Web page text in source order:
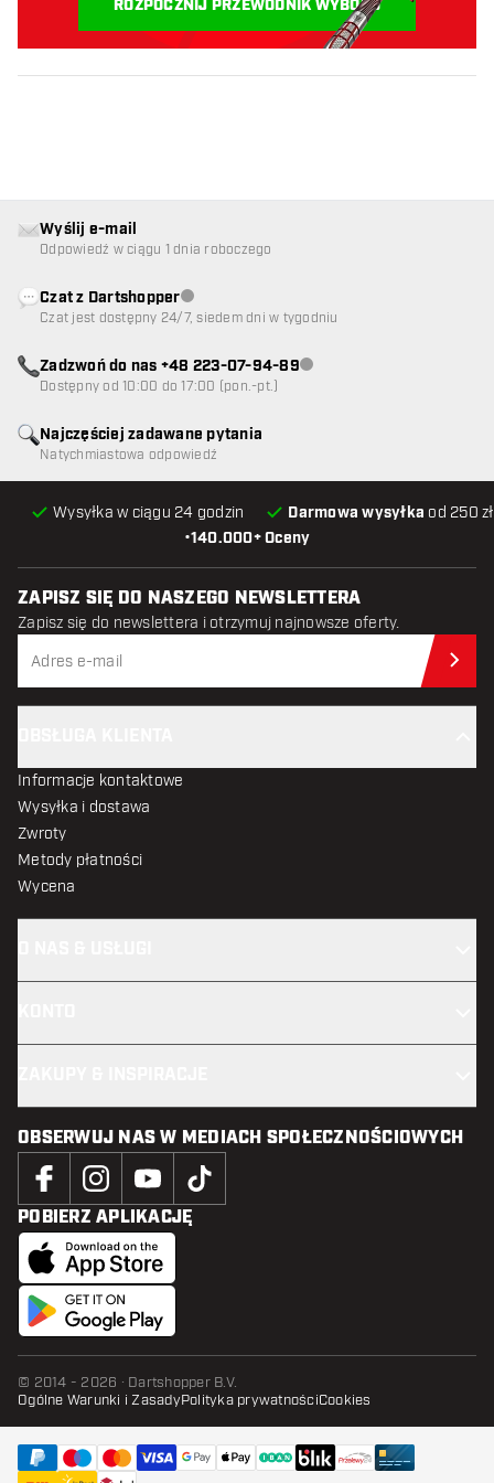
ROZPOCZNIJ PRZEWODNIK WYBORU
•140.000+ Oceny
Wysyłka w ciągu 24 godzin Darmowa wysyłka od 250
Najczęściej zadawane pytania
Natychmiastowa odpowiedź
Wyślij e-mail
Odpowiedź w ciągu 1 dnia roboczego
Czat z DartshopperObsługa klienta niedostępna
Czat jest dostępny 24/7, siedem dni w tygodniu
Zadzwoń do nas +48 223-07-94-89Obsługa klienta niedostępna
Dostępny od 10:00 do 17:00 (pon.-pt.)
ZAPISZ SIĘ DO NASZEGO NEWSLETTERA
Zapisz się do newslettera i otrzymuj najnowsze oferty.
Informacje kontaktowe
Wysyłka i dostawa
Zwroty
Metody płatności
Wycena
OBSERWUJ NAS W MEDIACH SPOŁECZNOŚCIOWYCH
POBIERZ APLIKACJĘ
© 2014 - 2026 · Dartshopper B.V.
Ogólne Warunki i ZasadyPolityka prywatnościCookies